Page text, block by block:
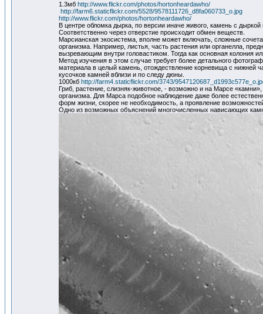
1.3мб http://www.flickr.com/photos/hortonheardawho/
http://farm6.staticflickr.com/5528/9578111726_d8fa060733_o.jpg
http://www.flickr.com/photos/hortonheardawho/
В центре обломка дырка, по версии иначе живого, камень с
Соответственно через отверстие происходит обмен веществ.
Марсианская экосистема, вполне может включать, сложные
организма. Например, листья, часть растения или органелла,
вызревающим внутри головастиком. Тогда как основная колония
Метод изучения в этом случае требует более детального
материала в целый камень, отождествление корневища с нижней
кусочков камней вблизи и по следу дюны.
1000кб http://farm4.staticflickr.com/3743/
Гриб, растение, слизняк-животное, - возможно и на Марсе
организма. Для Марса подобное наблюдение даже более
форм жизни, скорее не необходимость, а проявление
Одно из возможных объяснений многочисленных нависающих